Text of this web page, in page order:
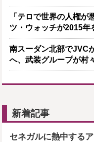
「テロで世界の人権
ツ・ウォッチが2015年
南スーダン北部でJVC
へ、武装グループが村
新着記事
セネガルに熱中する